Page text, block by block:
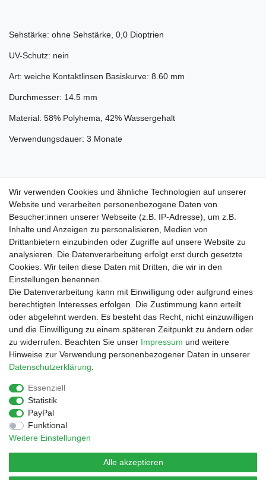
Sehstärke: ohne Sehstärke, 0,0 Dioptrien
UV-Schutz: nein
Art: weiche Kontaktlinsen Basiskurve: 8.60 mm
Durchmesser: 14.5 mm
Material: 58% Polyhema, 42% Wassergehalt
Verwendungsdauer: 3 Monate
Wir empfehlen ein Mindestalter von 18 Jahren.
Shop
Zahlungs- und Versandbedingungen
Warenkorb
Kasse
Mein Konto
Kontakt
Facebook
Service
Impressum
Widerrufs­recht
Wir verwenden Cookies und ähnliche Technologien auf unserer
Website und verarbeiten personenbezogene Daten von
Besucher:innen unserer Webseite (z.B. IP-Adresse), um z.B.
Inhalte und Anzeigen zu personalisieren, Medien von
Drittanbietern einzubinden oder Zugriffe auf unsere Website zu
analysieren. Die Datenverarbeitung erfolgt erst durch gesetzte
Cookies. Wir teilen diese Daten mit Dritten, die wir in den
Einstellungen benennen.
Die Datenverarbeitung kann mit Einwilligung oder aufgrund eines
berechtigten Interesses erfolgen. Die Zustimmung kann erteilt
oder abgelehnt werden. Es besteht das Recht, nicht einzuwilligen
und die Einwilligung zu einem späteren Zeitpunkt zu ändern oder
zu widerrufen. Beachten Sie unser Impressum und weitere
Hinweise zur Verwendung personenbezogener Daten in unserer
Daten­schutz­erklärung
Essenziell
Statistik
PayPal
Funktional
Weitere Einstellungen
Alle akzeptieren